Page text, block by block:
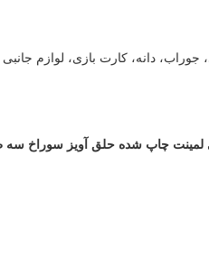
جوراب، دانه، کارت بازی، لوازم